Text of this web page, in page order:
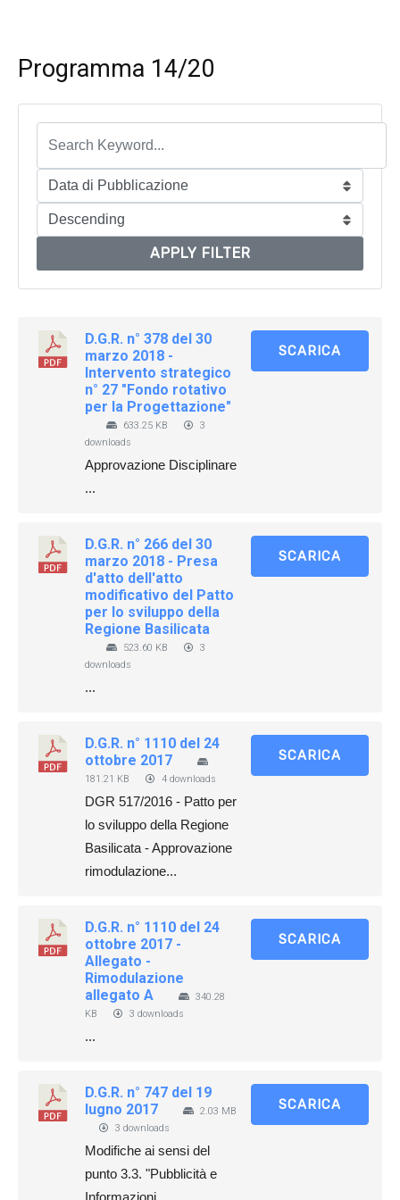
Programma 14/20
APPLY FILTER
D.G.R. n° 378 del 30
marzo 2018 -
Intervento strategico
n° 27 "Fondo rotativo
per la Progettazione"
633.25 KB
3
downloads
Approvazione Disciplinare
...
SCARICA
D.G.R. n° 266 del 30
marzo 2018 - Presa
d'atto dell'atto
modificativo del Patto
per lo sviluppo della
Regione Basilicata
523.60 KB
3
downloads
...
SCARICA
D.G.R. n° 1110 del 24
ottobre 2017
181.21 KB 4 downloads
DGR 517/2016 - Patto per
lo sviluppo della Regione
Basilicata - Approvazione
rimodulazione...
SCARICA
D.G.R. n° 1110 del 24
ottobre 2017 -
Allegato -
Rimodulazione
allegato A
340.28
KB
3 downloads
...
SCARICA
D.G.R. n° 747 del 19
lugno 2017
2.03 MB
3 downloads
Modifiche ai sensi del
punto 3.3. "Pubblicità e
SCARICA